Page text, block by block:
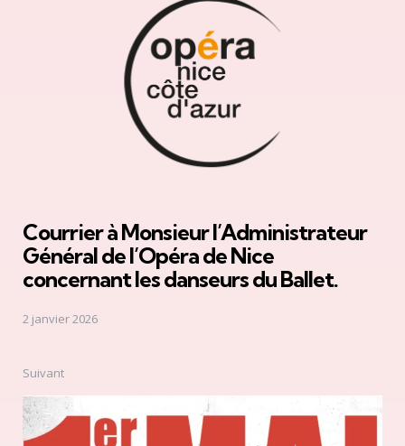
Courrier à Monsieur l’Administrateur
Général de l’Opéra de Nice
concernant les danseurs du Ballet.
2 janvier 2026
Suivant